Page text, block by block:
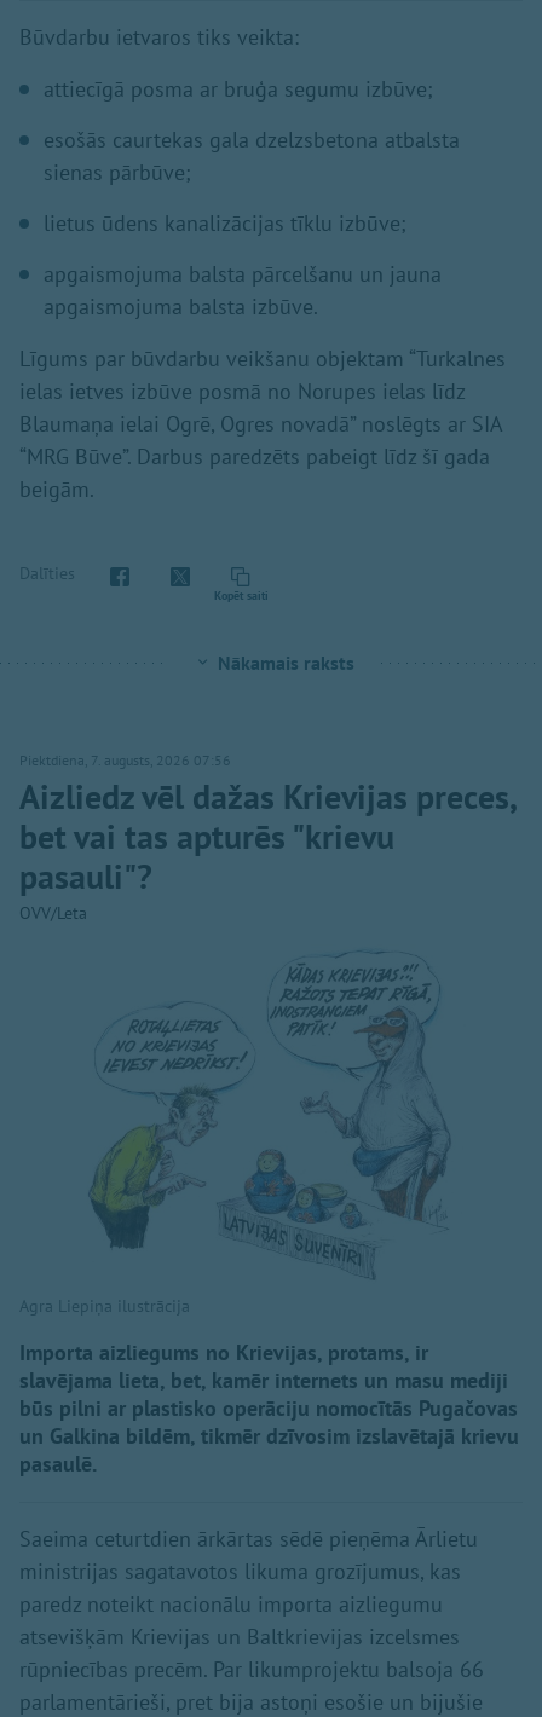
Būvdarbu ietvaros tiks veikta:
attiecīgā posma ar bruģa segumu izbūve;
esošās caurtekas gala dzelzsbetona atbalsta
sienas pārbūve;
lietus ūdens kanalizācijas tīklu izbūve;
apgaismojuma balsta pārcelšanu un jauna
apgaismojuma balsta izbūve.
Līgums par būvdarbu veikšanu objektam “Turkalnes
ielas ietves izbūve posmā no Norupes ielas līdz
Blaumaņa ielai Ogrē, Ogres novadā” noslēgts ar SIA
“MRG Būve”. Darbus paredzēts pabeigt līdz šī gada
beigām.
Dalīties
Kopēt saiti
Nākamais raksts
Piektdiena, 7. augusts, 2026 07:56
Aizliedz vēl dažas Krievijas preces,
bet vai tas apturēs "krievu
pasauli"?
OVV/Leta
Agra Liepiņa ilustrācija
Importa aizliegums no Krievijas, protams, ir
slavējama lieta, bet, kamēr internets un masu mediji
būs pilni ar plastisko operāciju nomocītās Pugačovas
un Galkina bildēm, tikmēr dzīvosim izslavētajā krievu
pasaulē.
Saeima ceturtdien ārkārtas sēdē pieņēma Ārlietu
ministrijas sagatavotos likuma grozījumus, kas
paredz noteikt nacionālu importa aizliegumu
atsevišķām Krievijas un Baltkrievijas izcelsmes
rūpniecības precēm. Par likumprojektu balsoja 66
parlamentārieši, pret bija astoņi esošie un bijušie